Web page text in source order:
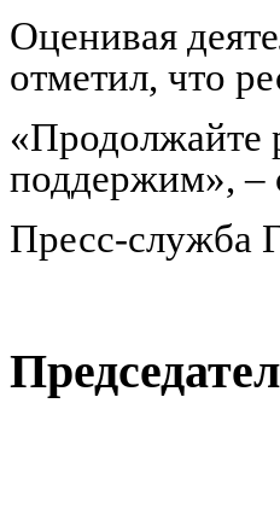
Оценивая
отметил, что
«Продолжайте
поддержим», –
Пресс-служба